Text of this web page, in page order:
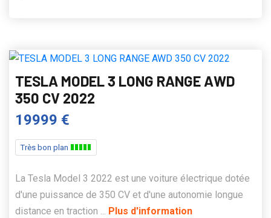
TESLA MODEL 3 LONG RANGE AWD
350 CV 2022
19999 €
Très bon plan
La Tesla Model 3 2022 est une voiture électrique dotée
d'une puissance de 350 CV et d'une autonomie longue
distance en traction ... Plus d'information